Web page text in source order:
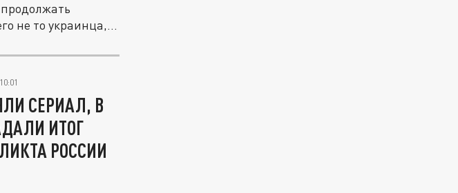
не то украинца,
СЕРИАЛ, В
ИТОГ
РОССИИ